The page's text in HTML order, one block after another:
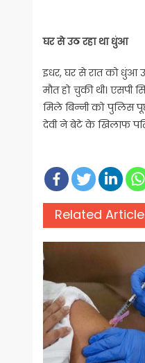
घर से उठ रहा था धुंआ
इधर, घर से रात को धुंआ
मौत हो चुकी थी। एसपी
मिले बिन्नी को पुलिस
देवी ने बेटे के खिलाफ
Related